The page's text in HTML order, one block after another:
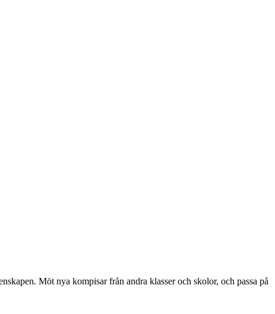
Möt nya kompisar från andra klasser och skolor, och passa på